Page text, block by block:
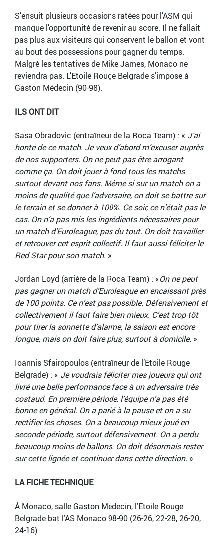
S’ensuit plusieurs occasions ratées pour l’ASM qui
manque l’opportunité de revenir au score. Il ne fallait
pas plus aux visiteurs qui conservent le ballon et vont
au bout des possessions pour gagner du temps.
Malgré les tentatives de Mike James, Monaco ne
reviendra pas. L’Etoile Rouge Belgrade s’impose à
Gaston Médecin (90-98).
ILS ONT DIT
Sasa Obradovic (entraîneur de la Roca Team) : « J’ai
honte de ce match. Je veux d’abord m’excuser auprès
de nos supporters. On ne peut pas être arrogant
comme ça. On doit jouer à fond tous les matchs
surtout devant nos fans. Même si sur un match on a
moins de qualité que l’adversaire, on doit se battre sur
le terrain et se donner à 100%. Ce soir, ce n’était pas le
cas. On n’a pas mis les ingrédients nécessaires pour
un match d’Euroleague, pas du tout. On doit travailler
et retrouver cet esprit collectif. Il faut aussi féliciter le
Red Star pour son match. »
Jordan Loyd (arrière de la Roca Team) : «On ne peut
pas gagner un match d’Euroleague en encaissant près
de 100 points. Ce n’est pas possible. Défensivement et
collectivement il faut faire bien mieux. C’est trop tôt
pour tirer la sonnette d’alarme, la saison est encore
longue, mais on doit faire plus, surtout à domicile. »
Ioannis Sfairopoulos (entraîneur de l’Etoile Rouge
Belgrade) : « Je voudrais féliciter mes joueurs qui ont
livré une belle performance face à un adversaire très
costaud. En première période, l’équipe n’a pas été
bonne en général. On a parlé à la pause et on a su
rectifier les choses. On a beaucoup mieux joué en
seconde période, surtout défensivement. On a perdu
beaucoup moins de ballons. On doit désormais rester
sur cette lignée et continuer dans cette direction. »
LA FICHE TECHNIQUE
À Monaco, salle Gaston Medecin, l’Etoile Rouge
Belgrade bat l’AS Monaco 98-90 (26-26, 22-28, 26-20,
24-16)